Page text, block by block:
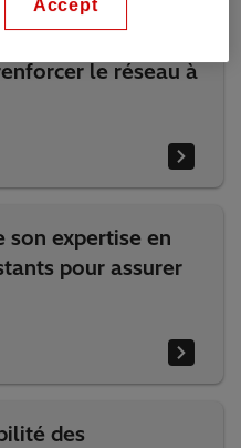
le réseau à
son expertise en
pour assurer
des
Accept